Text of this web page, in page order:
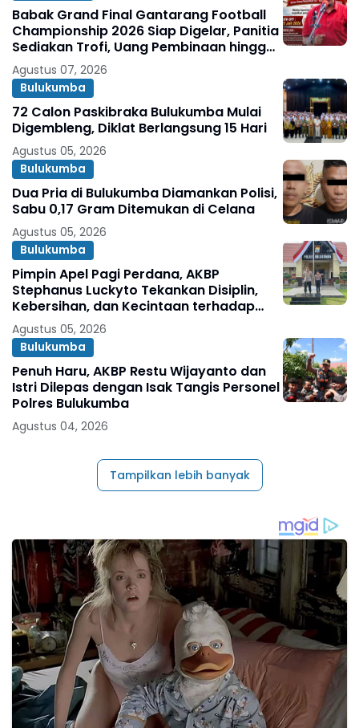
Babak Grand Final Gantarang Football
Championship 2026 Siap Digelar, Panitia
Sediakan Trofi, Uang Pembinaan hingga
Penghargaan Individu
Agustus 07, 2026
Bulukumba
72 Calon Paskibraka Bulukumba Mulai
Digembleng, Diklat Berlangsung 15 Hari
Agustus 05, 2026
Bulukumba
Dua Pria di Bulukumba Diamankan Polisi,
Sabu 0,17 Gram Ditemukan di Celana
Agustus 05, 2026
Bulukumba
Pimpin Apel Pagi Perdana, AKBP
Stephanus Luckyto Tekankan Disiplin,
Kebersihan, dan Kecintaan terhadap
Organisasi
Agustus 05, 2026
Bulukumba
Penuh Haru, AKBP Restu Wijayanto dan
Istri Dilepas dengan Isak Tangis Personel
Polres Bulukumba
Agustus 04, 2026
Tampilkan lebih banyak